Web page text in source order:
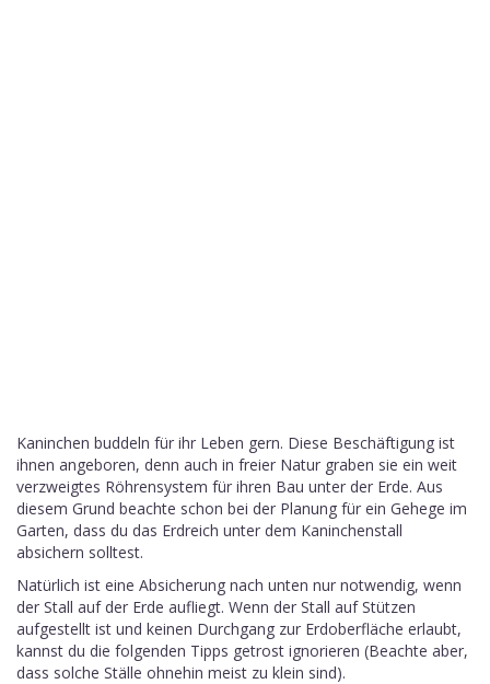
Kaninchen buddeln für ihr Leben gern. Diese Beschäftigung ist
ihnen angeboren, denn auch in freier Natur graben sie ein weit
verzweigtes Röhrensystem für ihren Bau unter der Erde. Aus
diesem Grund beachte schon bei der Planung für ein Gehege im
Garten, dass du das Erdreich unter dem Kaninchenstall
absichern solltest.
Natürlich ist eine Absicherung nach unten nur notwendig, wenn
der Stall auf der Erde aufliegt. Wenn der Stall auf Stützen
aufgestellt ist und keinen Durchgang zur Erdoberfläche erlaubt,
kannst du die folgenden Tipps getrost ignorieren (Beachte aber,
dass solche Ställe ohnehin meist zu klein sind).